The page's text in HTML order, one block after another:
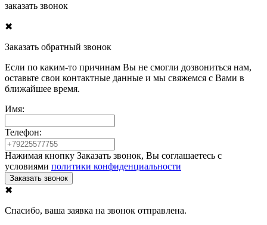
заказать звонок
✖
Заказать обратный звонок
Если по каким-то причинам Вы не смогли дозвониться нам,
оставьте свои контактные данные и мы свяжемся с Вами в
ближайшее время.
Имя:
Телефон:
Нажимая кнопку Заказать звонок, Вы соглашаетесь с
условиями политики конфиденциальности
✖
Спасибо, ваша заявка на звонок отправлена.